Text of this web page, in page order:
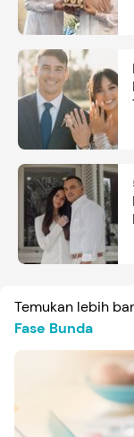
Temukan lebih
Fase Bunda